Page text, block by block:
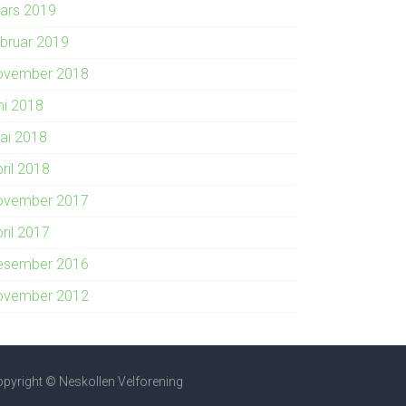
2019
2019
2018
2018
2018
2018
2017
2017
2016
2012
© Neskollen Velforening